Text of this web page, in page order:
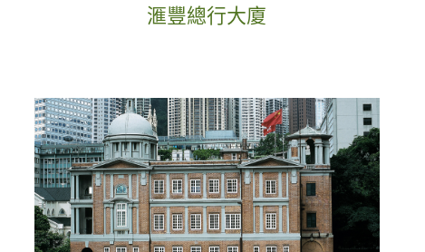
滙豐總行大廈